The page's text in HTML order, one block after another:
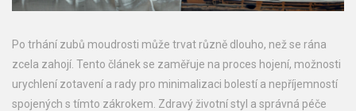
Po trhání zubů moudrosti může trvat různě dlouho, než se rána
zcela zahojí. Tento článek se zaměřuje na proces hojení, možnosti
urychlení zotavení a rady pro minimalizaci bolestí a nepříjemností
spojených s tímto zákrokem. Zdravý životní styl a správná péče